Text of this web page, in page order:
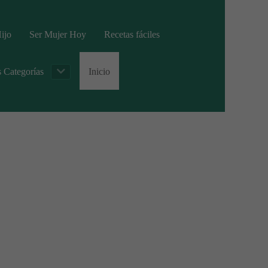
Ser Mujer Hoy Recetas fáciles
Categorías Inicio